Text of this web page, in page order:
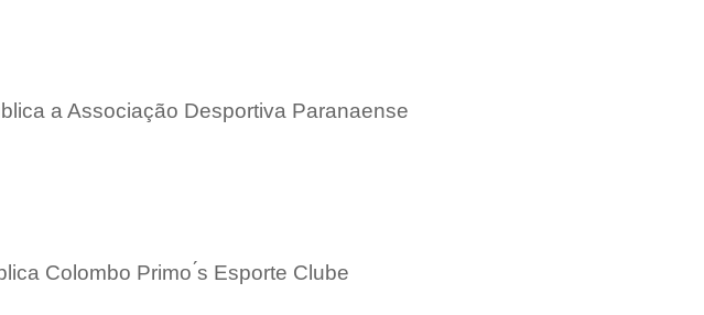
a Associação Desportiva Paranaense
Colombo Primo ́s Esporte Clube